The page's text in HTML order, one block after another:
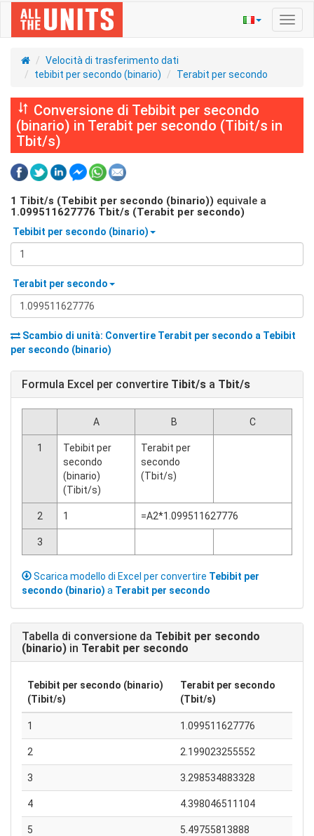
Velocità di trasferimento dati
tebibit per secondo (binario)
Terabit per secondo
Conversione di Tebibit per secondo
(binario) in Terabit per secondo (Tibit/s in
Tbit/s)
1 Tibit/s (Tebibit per secondo (binario)) equivale a
1.099511627776 Tbit/s (Terabit per secondo)
Tebibit per secondo (binario)
Terabit per secondo
Scambio di unità: Convertire Terabit per secondo a Tebibit
per secondo (binario)
Formula Excel per convertire Tibit/s a Tbit/s
A B C
1
Tebibit per
secondo
(binario)
(Tibit/s)
Terabit per
secondo
(Tbit/s)
2 1 =A2*1.099511627776
3
Scarica modello di Excel per convertire Tebibit per
secondo (binario) a Terabit per secondo
Tabella di conversione da Tebibit per secondo
(binario) in Terabit per secondo
Tebibit per secondo (binario)
(Tibit/s)
Terabit per secondo
(Tbit/s)
1 1.099511627776
2 2.199023255552
3 3.298534883328
4 4.398046511104
5 5.49755813888